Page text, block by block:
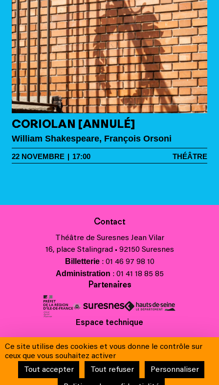
CORIOLAN [ANNULÉ]
William Shakespeare, François Orsoni
22 NOVEMBRE | 17:00 THÉÂTRE
Contact
Théâtre de Suresnes Jean Vilar
16, place Stalingrad • 92150 Suresnes
Billetterie: 01 46 97 98 10
Administration : 01 41 18 85 85
Partenaires
Espace technique
Contacts
Crédits
Mentions légales & Charte de protection des données
Conditions générales de vente
Ce site utilise des cookies et vous donne le contrôle sur
ceux que vous souhaitez activer
Tout accepter
Tout refuser Personnaliser